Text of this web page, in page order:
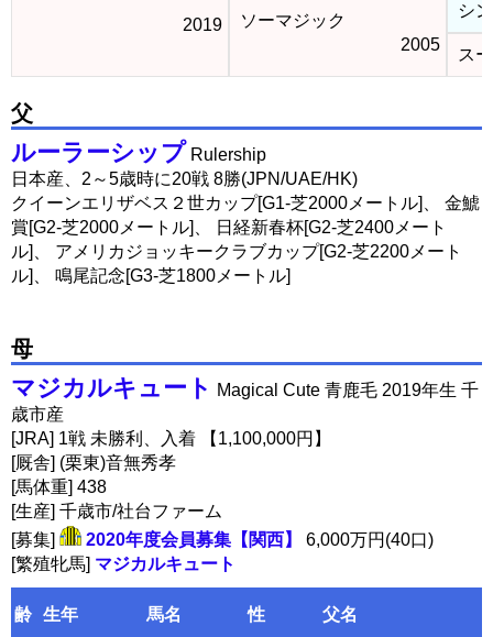
2019
ソーマジック
2005
シ
ス
父
ルーラーシップ Rulership
日本産、2～5歳時に20戦 8勝(JPN/UAE/HK)
クイーンエリザベス２世カップ[G1-芝2000メートル]、 金鯱
賞[G2-芝2000メートル]、 日経新春杯[G2-芝2400メート
ル]、 アメリカジョッキークラブカップ[G2-芝2200メート
ル]、 鳴尾記念[G3-芝1800メートル]
母
マジカルキュート
Magical Cute 青鹿毛 2019年生 千
歳市産
[JRA] 1戦 未勝利、入着 【1,100,000円】
[厩舎] (栗東)音無秀孝
[馬体重] 438
[生産] 千歳市/社台ファーム
[募集]
2020年度会員募集【関西】
6,000万円(40口)
[繁殖牝馬] マジカルキュート
齢 生年 馬名 性 父名